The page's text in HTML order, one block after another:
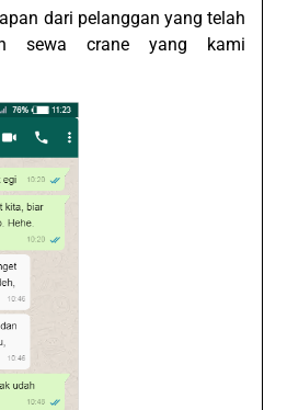
dari pelanggan yang telah
sewa crane yang kami